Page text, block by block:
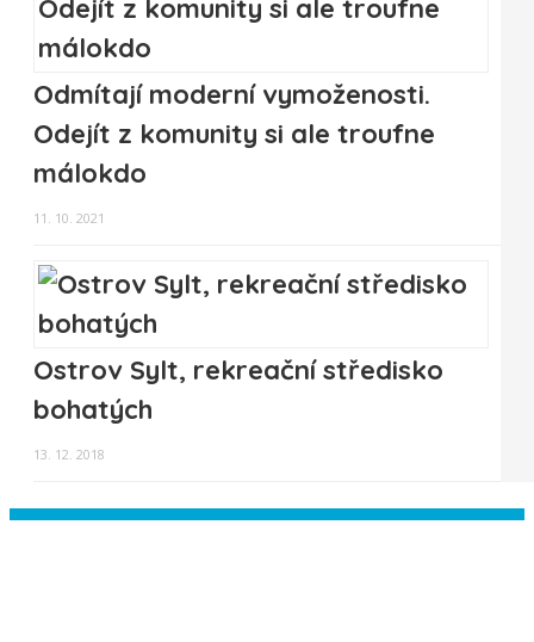
Odmítají moderní vymoženosti.
Odejít z komunity si ale troufne
málokdo
11. 10. 2021
Ostrov Sylt, rekreační středisko
bohatých
13. 12. 2018